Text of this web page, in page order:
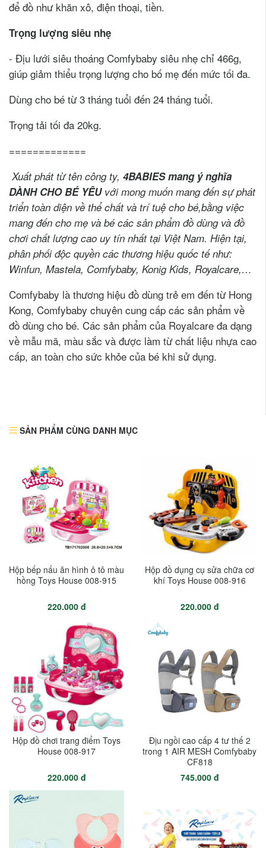
để đồ như khăn xô, điện thoại, tiền.
Trọng lượng siêu nhẹ
- Địu lưới siêu thoáng Comfybaby siêu nhẹ chỉ 466g,
giúp giảm thiểu trọng lượng cho bố mẹ đến mức tối đa.
Dùng cho bé từ 3 tháng tuổi đến 24 tháng tuổi.
Trọng tải tối đa 20kg.
=============
Xuất phát từ tên công ty, 4BABIES mang ý nghĩa
DÀNH CHO BÉ YÊUvớimong muốn mang đến sự phát
triển toàn diện về thể chất và trí tuệ cho bé,bằng việc
mang đến cho mẹ và bé các sản phẩm đồ dùng và đồ
chơi chất lượng cao uy tín nhất tại Việt Nam. Hiện tại,
phân phối độc quyền các thương hiệu quốc tế như:
Winfun, Mastela, Comfybaby, Konig Kids, Royalcare,…
Comfybaby là thương hiệu đồ dùng trẻ em đến từ Hong
Kong, Comfybaby chuyên cung cấp các sản phẩm về
đồ dùng cho bé. Các sản phẩm của Royalcare đa dạng
về mẫu mã, màu sắc và được làm từ chất liệu nhựa cao
cấp, an toàn cho sức khỏe của bé khi sử dụng.
SẢN PHẨM CÙNG DANH MỤC
Hộp bếp nấu ăn hình ô tô màu
hồng Toys House 008-915
220.000 đ
Hộp đồ dụng cụ sửa chữa cơ
khí Toys House 008-916
220.000 đ
Hộp đồ chơi trang điểm Toys
House 008-917
220.000 đ
Địu ngồi cao cấp 4 tư thế 2
trong 1 AIR MESH Comfybaby
CF818
745.000 đ